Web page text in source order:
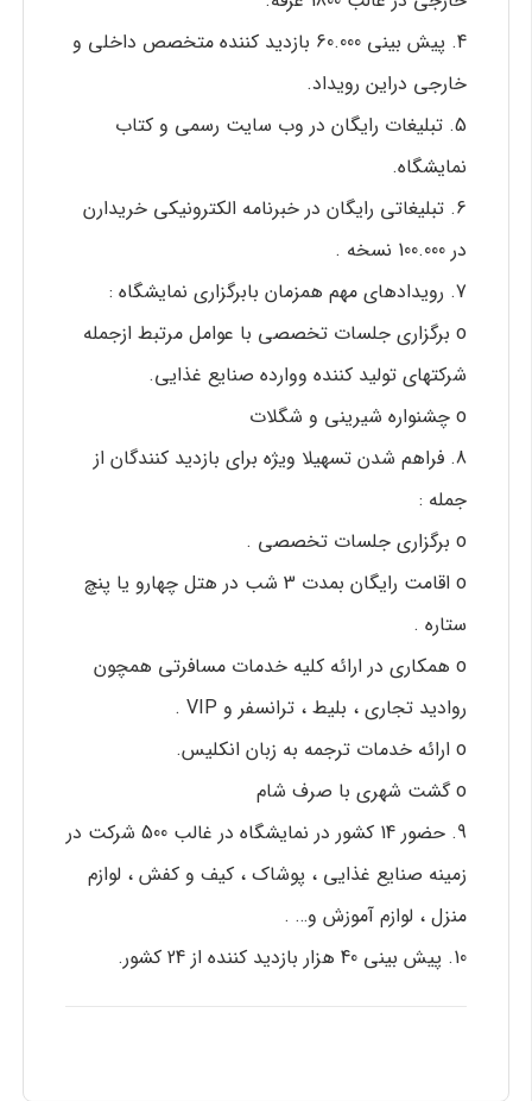
4. پيش بینی 60.000 بازدید کننده متخصص داخلی و
خارجی دراین رویداد.
5. تبلیغات رایگان در وب سایت رسمی و کتاب
نمايشگاه.
6. تبلیغاتی رایگان در خبرنامه الکترونیکی خريدارن
در 100.000 نسخه .
7. رویدادهای مهم همزمان بابرگزاری نمایشگاه :
o برگزاری جلسات تخصصی با عوامل مرتبط ازجمله
شرکتهای تولید کننده ووارده صنایع غذایی.
o چشنواره شیرینی و شگلات
8. فراهم شدن تسهیلا ویژه برای بازدید کنندگان از
جمله :
o برگزاری جلسات تخصصی .
o اقامت رايگان بمدت 3 شب در هتل چهارو یا پنچ
ستاره .
o همکاری در ارائه کلیه خدمات مسافرتی همچون
روادید تجاری ، بلیط ، ترانسفر و VIP .
o ارائه خدمات ترجمه به زبان انکلیس.
o گشت شهری با صرف شام
9. حضور 14 کشور در نمايشگاه در غالب 500 شرکت در
زمينه صنايع غذايي ، پوشاک ، کيف و کفش ، لوازم
منزل ، لوازم آموزش و… .
10. پيش بيني 40 هزار بازديد کننده از 24 کشور.